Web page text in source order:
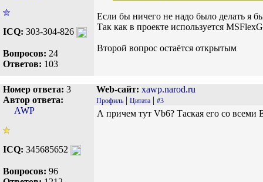
ICQ: 303-304-826
Вопросов: 24
Ответов: 103
Если бы ничего не надо было делать я
Так как в проекте используется
Второй вопрос остаётся открытым
Номер ответа: 3
Автор ответа:
AWP
ICQ: 345685652
Вопросов: 96
Web-сайт: xawp.narod.ru
Профиль | Цитата | #3
А причем тут Vb6? Таская его со